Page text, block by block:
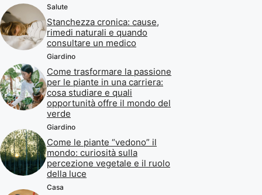
Salute
Stanchezza cronica: cause,
rimedi naturali e quando
consultare un medico
Giardino
Come trasformare la passione
per le piante in una carriera:
cosa studiare e quali
opportunità offre il mondo del
verde
Giardino
Come le piante “vedono” il
mondo: curiosità sulla
percezione vegetale e il ruolo
della luce
Casa